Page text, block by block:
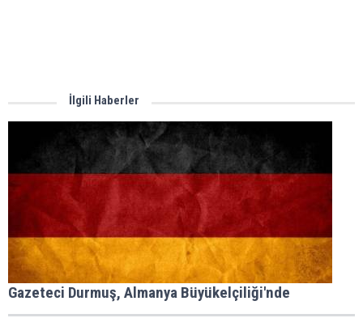
İlgili Haberler
Gazeteci Durmuş, Almanya Büyükelçiliği'nde